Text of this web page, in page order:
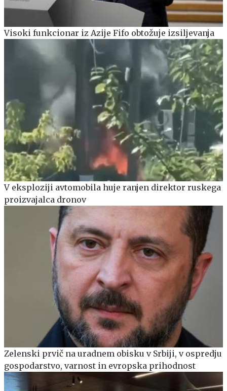
Visoki funkcionar iz Azije Fifo obtožuje izsiljevanja
V eksploziji avtomobila huje ranjen direktor ruskega
proizvajalca dronov
Zelenski prvič na uradnem obisku v Srbiji, v ospredju
gospodarstvo, varnost in evropska prihodnost